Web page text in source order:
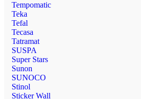
Tempomatic
Teka
Tefal
Tecasa
Tatramat
SUSPA
Super Stars
Sunon
SUNOCO
Stinol
Sticker Wall